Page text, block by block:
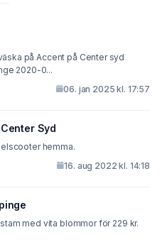
på Accent på Center syd
2020-0...
06. jan 2025 kl. 17:57
Syd
elscooter hemma.
16. aug 2022 kl. 14:18
med vita blommor för 229 kr.